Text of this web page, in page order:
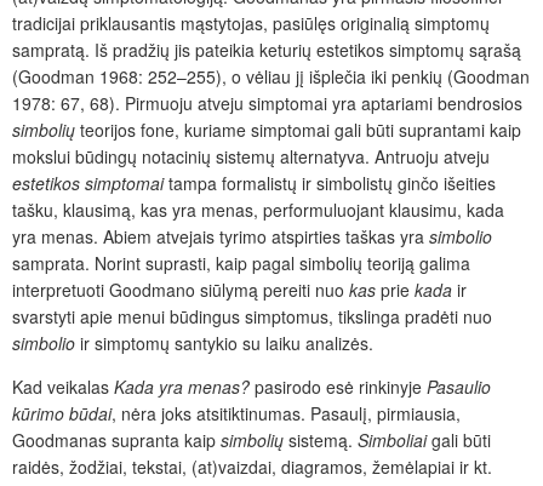
tradicijai priklausantis mąstytojas, pasiūlęs originalią simptomų
sampratą. Iš pradžių jis pateikia keturių estetikos simptomų sąrašą
(Goodman 1968: 252–255), o vėliau jį išplečia iki penkių (Goodman
1978: 67, 68). Pirmuoju atveju simptomai yra aptariami bendrosios
simbolių teorijos fone, kuriame simptomai gali būti suprantami kaip
mokslui būdingų notacinių sistemų alternatyva. Antruoju atveju
estetikos simptomaitampa formalistų ir simbolistų ginčo išeities
tašku, klausimą, kas yra menas, performuluojant klausimu, kada
yra menas. Abiem atvejais tyrimo atspirties taškas yra simbolio
samprata. Norint suprasti, kaip pagal simbolių teoriją galima
interpretuoti Goodmano siūlymą pereiti nuo kas prie kada ir
svarstyti apie menui būdingus simptomus, tikslinga pradėti nuo
simbolio ir simptomų santykio su laiku analizės.
Kad veikalas Kada yra menas? pasirodo esė rinkinyje Pasaulio
kūrimo būdai, nėra joks atsitiktinumas. Pasaulį, pirmiausia,
Goodmanas supranta kaip simbolių sistemą. Simboliaigali būti
raidės, žodžiai, tekstai, (at)vaizdai, diagramos, žemėlapiai ir kt.